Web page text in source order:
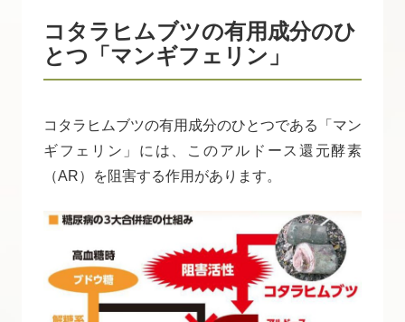
コタラヒムブツの有用成分のひ
とつ「マンギフェリン」
コタラヒムブツの有用成分のひとつである「マン
ギフェリン」には、このアルドース還元酵素
（AR）を阻害する作用があります。